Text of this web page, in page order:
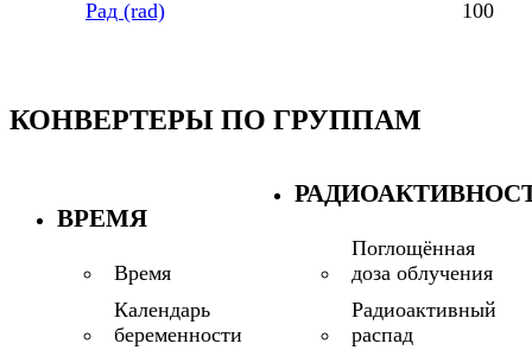
Рад (rad) 100
КОНВЕРТЕРЫ ПО ГРУППАМ
ВРЕМЯ
Время
Календарь
беременности
Поглощённая
доза облучения
Радиоактивный
распад